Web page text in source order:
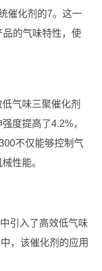
催化剂的7。这一
的气味特性，使
气味三聚催化剂
度提高了4.2%，
不仅能够控制气
性能。
引入了高效低气味
，该催化剂的应用